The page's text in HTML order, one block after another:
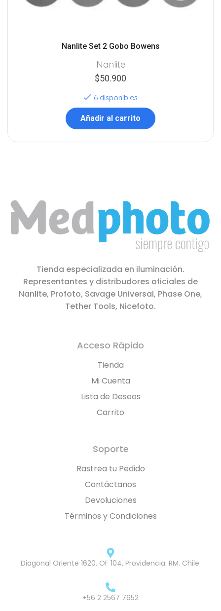
Nanlite Set 2 Gobo Bowens
Nanlite
$50.900
6 disponibles
Añadir al carrito
Tienda especializada en iluminación.
Representantes y distribudores oficiales de
Nanlite, Profoto, Savage Universal, Phase One,
Tether Tools, Nicefoto.
Acceso Rápido
Tienda
Mi Cuenta
Lista de Deseos
Carrito
Soporte
Rastrea tu Pedido
Contáctanos
Devoluciones
Términos y Condiciones
Diagonal Oriente 1620, OF 104, Providencia. RM. Chile.
+56 2 2567 7652